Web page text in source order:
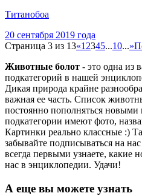
Титанобоа
20 сентября 2019 года
Страница 3 из 13«1 2345...10...»
Животные болот - это одна из
подкатегорий в нашей
Дикая природа крайне
важная ее часть. Список
постоянно пополняться
подкатегории имеют фото,
Картинки реально классные :)
забывайте подписываться на
всегда первыми узнаете, какие
нас в энциклопедии. Удачи!
А еще вы можете узнать